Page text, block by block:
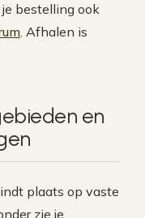
je bestelling ook
. Afhalen is
en
plaats op vaste
zie je